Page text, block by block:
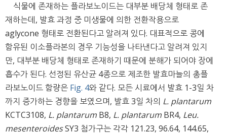
식물에 존재하는 플라보노이드는 대부분 배당체 형태로 존
재하는데, 발효 과정 중 미생물에 의한 전환작용으로
aglycone 형태로 전환된다고 알려져 있다. 대표적으로 콩에
함유된 이소플라본의 경우 기능성을 나타낸다고 알려져 있지
만, 대부분 배당체 형태로 존재하기 때문에 분해가 되어야 장에
흡수가 된다. 선정된 유산균 4종으로 제조한 발효마늘의 총플
라보노이드 함량은 Fig. 4와 같다. 모든 시료에서 발효 1-3일 차
까지 증가하는 경향을 보였으며, 발효 3일 차의 L. plantarum
KCTC3108, L. plantarum B8, L. plantarum BR4, Leu.
mesenteroidesSY3 첨가구는 각각 121.23, 96.64, 144.65,